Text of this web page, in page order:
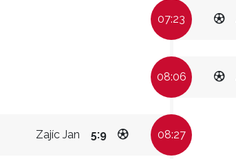
07:23
08:06
Zajíc Jan 5:9 08:27